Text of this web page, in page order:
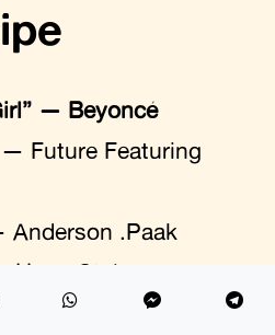
— Beyoncé
— Future Featuring
Anderson .Paak
Styles